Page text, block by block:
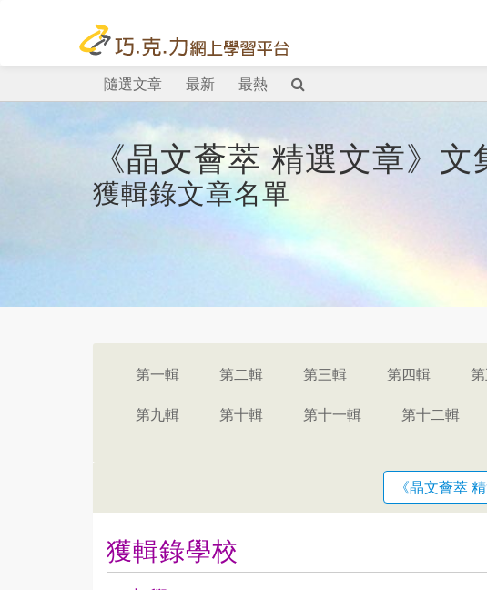
隨選文章 最新 最熱
《晶文薈萃 精選文章》文
獲輯錄文章名單
第一輯 第二輯 第三輯 第四輯
第九輯
第十輯 第十一輯 第十二輯
《晶文薈萃
獲輯錄學校